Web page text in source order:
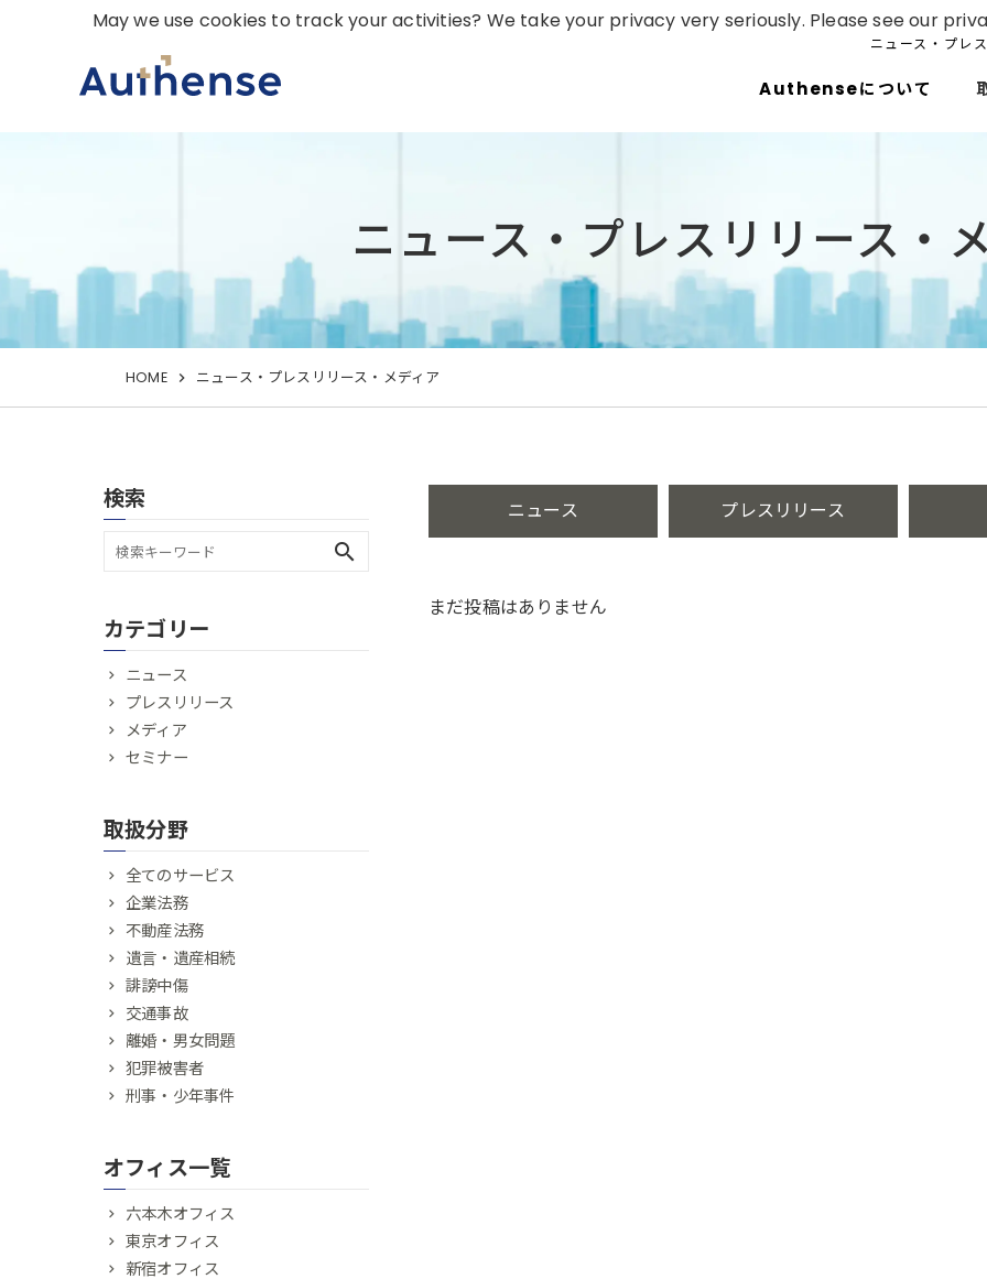
ニュース・プレ
Authenseについて
ニュース・プレスリリース・
HOME ニュース・プレスリリース・メディア
ニュース プレスリリース
まだ投稿はありません
検索
search
カテゴリー
ニュース
プレスリリース
メディア
セミナー
取扱分野
全てのサービス
企業法務
不動産法務
遺言・遺産相続
誹謗中傷
交通事故
離婚・男女問題
犯罪被害者
刑事・少年事件
オフィス一覧
六本木オフィス
東京オフィス
新宿オフィス
May we use cookies to track your activities? We take your privacy very seriously. Please see our